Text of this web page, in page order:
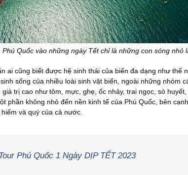
Phú Quốc vào những ngày Tết chỉ là những con sóng nhỏ
ai cũng biết được hệ sinh thái của biển đa dạng như thế
sống của nhiều loài sinh vật biển, ngoài những nhóm
trị cao như tôm, mực, ghẹ, ốc nhảy, trai ngọc, sò
phần không nhỏ đến nền kinh tế của Phú Quốc, bên
và quý của cả nước.
Phú Quốc 1 Ngày DỊP TẾT 2023